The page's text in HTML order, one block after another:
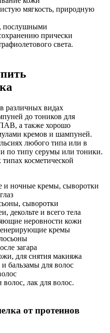
мягкость, природную
послушными
прически
света.
различных видах
до тоников для
а также хорошо
кремов и шампуней.
любого типа или в
по типу серумы или тоники.
косметической
и ночные кремы, сыворотки
сыворотки
декольте и всего тела
неровности кожи
кремы
загара
для снятия макияжа
бальзамы для волос
лак для волос.
от протеинов